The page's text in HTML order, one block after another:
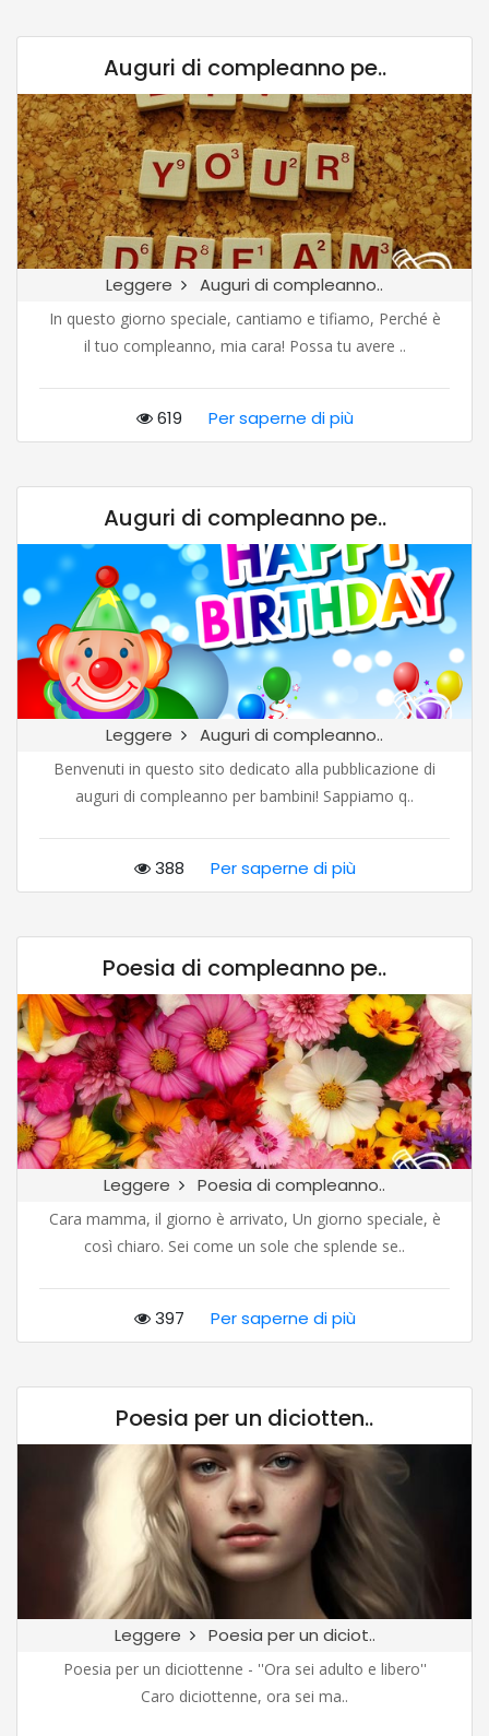
Auguri di compleanno pe..
Leggere Auguri di compleanno..
In questo giorno speciale, cantiamo e tifiamo, Perché è
il tuo compleanno, mia cara! Possa tu avere ..
619 Per saperne di più
Auguri di compleanno pe..
Leggere Auguri di compleanno..
Benvenuti in questo sito dedicato alla pubblicazione di
auguri di compleanno per bambini! Sappiamo q..
388 Per saperne di più
Poesia di compleanno pe..
Leggere Poesia di compleanno..
Cara mamma, il giorno è arrivato, Un giorno speciale, è
così chiaro. Sei come un sole che splende se..
397 Per saperne di più
Poesia per un diciotten..
Leggere Poesia per un diciot..
Poesia per un diciottenne - ''Ora sei adulto e libero''
Caro diciottenne, ora sei ma..